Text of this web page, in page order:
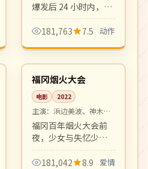
爆发后 24 小时内，重
案组与神秘恐怖组织
斗智斗勇。港式硬动
战戏精彩刺激。
181,763 7.5 动作
日本
院线 99:23
福冈烟火大会
电影 2022
主演： 浜边美波、神木隆
之介 等
福冈百年烟火大会前
夜，少女与失忆少年
共同寻找消失的旧
友。盛夏与烟火、记
181,042 8.9 爱情